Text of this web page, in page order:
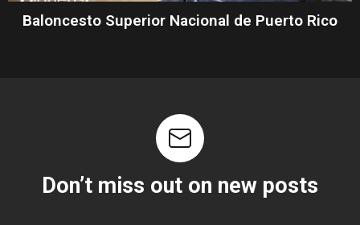
Baloncesto Superior Nacional de Puerto Rico
Don’t miss out on new posts